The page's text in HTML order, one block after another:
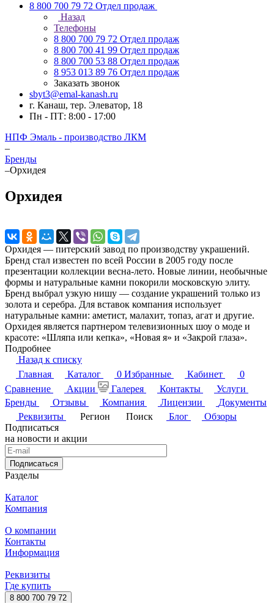
8 800 700 79 72 Отдел продаж
Назад
Телефоны
8 800 700 79 72 Отдел продаж
8 800 700 41 99 Отдел продаж
8 800 700 53 88 Отдел продаж
8 953 013 89 76 Отдел продаж
Заказать звонок
sbyt3@emal-kanash.ru
г. Канаш, тер. Элеватор, 18
Пн - ПТ: 8:00 - 17:00
НПФ Эмаль - производство ЛКМ
–
Бренды
–Орхидея
Орхидея
Орхидея — питерский завод по производству украшений.
Бренд стал известен по всей России в 2005 году после
презентации коллекции весна-лето. Новые линии, необычные
формы и натуральные камни покорили московскую элиту.
Бренд выбрал узкую нишу — создание украшений только из
золота и серебра. Для вставок компания использует
натуральные камни: аметист, малахит, топаз, агат и другие.
Орхидея является партнером телевизионных шоу о моде и
красоте: «Шляпа или кепка», «Новая я» и «Закрой глаза».
Подробнее
Назад к списку
Главная
Каталог 0 Избранные Кабинет
0
Сравнение
Акции Галерея Контакты
Услуги
Бренды
Отзывы Компания Лицензии
Документы
Реквизиты
Регион Поиск Блог
Обзоры
Подписаться
на новости и акции
Подписаться
Разделы
Каталог
Компания
О компании
Контакты
Информация
Реквизиты
Где купить
8 800 700 79 72